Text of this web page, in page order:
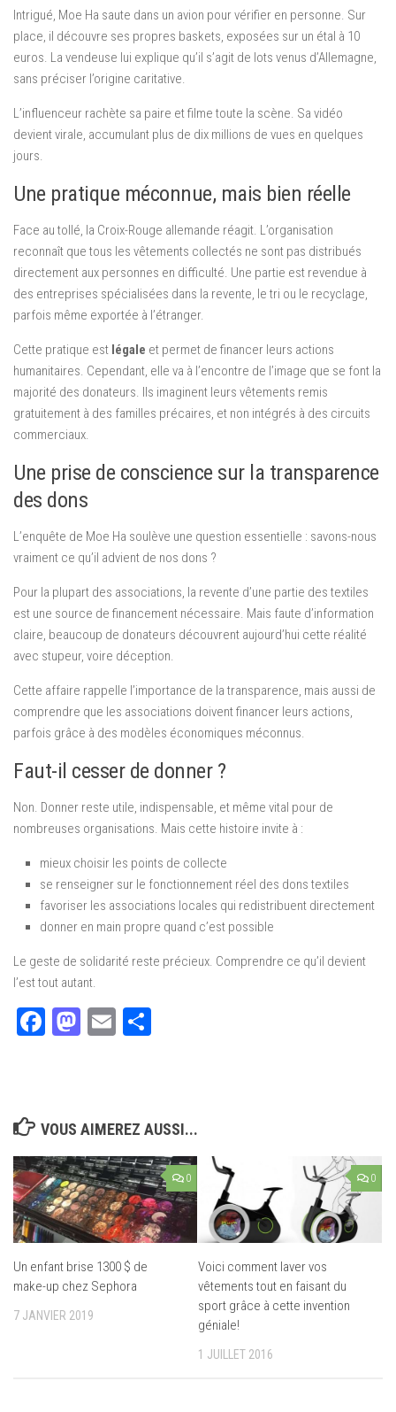
Intrigué, Moe Ha saute dans un avion pour vérifier en personne. Sur
place, il découvre ses propres baskets, exposées sur un étal à 10
euros. La vendeuse lui explique qu’il s’agit de lots venus d’Allemagne,
sans préciser l’origine caritative.
L’influenceur rachète sa paire et filme toute la scène. Sa vidéo
devient virale, accumulant plus de dix millions de vues en quelques
jours.
Une pratique méconnue, mais bien réelle
Face au tollé, la Croix-Rouge allemande réagit. L’organisation
reconnaît que tous les vêtements collectés ne sont pas distribués
directement aux personnes en difficulté. Une partie est revendue à
des entreprises spécialisées dans la revente, le tri ou le recyclage,
parfois même exportée à l’étranger.
Cette pratique est légale et permet de financer leurs actions
humanitaires. Cependant, elle va à l’encontre de l’image que se font la
majorité des donateurs. Ils imaginent leurs vêtements remis
gratuitement à des familles précaires, et non intégrés à des circuits
commerciaux.
Une prise de conscience sur la transparence
des dons
L’enquête de Moe Ha soulève une question essentielle : savons-nous
vraiment ce qu’il advient de nos dons ?
Pour la plupart des associations, la revente d’une partie des textiles
est une source de financement nécessaire. Mais faute d’information
claire, beaucoup de donateurs découvrent aujourd’hui cette réalité
avec stupeur, voire déception.
Cette affaire rappelle l’importance de la transparence, mais aussi de
comprendre que les associations doivent financer leurs actions,
parfois grâce à des modèles économiques méconnus.
Faut-il cesser de donner ?
Non. Donner reste utile, indispensable, et même vital pour de
nombreuses organisations. Mais cette histoire invite à :
mieux choisir les points de collecte
se renseigner sur le fonctionnement réel des dons textiles
favoriser les associations locales qui redistribuent directement
donner en main propre quand c’est possible
Le geste de solidarité reste précieux. Comprendre ce qu’il devient
l’est tout autant.
Facebook
Mastodon
Email
VOUS AIMEREZ AUSSI...
0
Un enfant brise 1300 $ de
make-up chez Sephora
7 JANVIER 2019
0
Voici comment laver vos
vêtements tout en faisant du
sport grâce à cette invention
géniale!
1 JUILLET 2016